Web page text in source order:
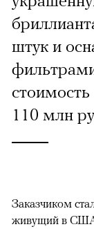
штук и
110 млн
Заказчиком
живущий в